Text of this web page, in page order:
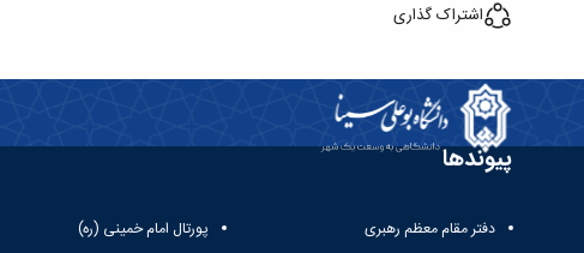
اشتراک گذاری
پیوندها
دفتر مقام معظم رهبری
پورتال امام خمینی (ره)